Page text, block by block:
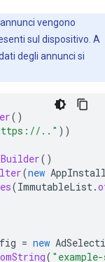
vengono
sul dispositivo. A
degli annunci si
()
.." ))
Builder()
(new
(ImmutableList .
= new
(